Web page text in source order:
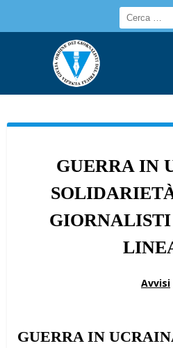
GUERRA IN
Avvisi
GUERRA IN